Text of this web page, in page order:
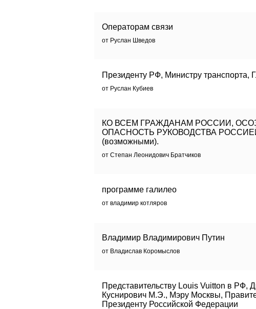
Операторам связи
от Руслан Шведов
Президенту РФ, Министру транспорта,
от Руслан Кубиев
КО ВСЕМ ГРАЖДАНАМ РОССИИ,
ОПАСНОСТЬ РУКОВОДСТВА
(возможными).
от Степан Леонидович Братчиков
программе галилео
от владимир котляров
Владимир Владимирович Путин
от Владислав Коромыслов
Представительству Louis Vuitton в РФ,
Куснирович М.Э., Мэру Москвы,
Президенту Российской Федерации